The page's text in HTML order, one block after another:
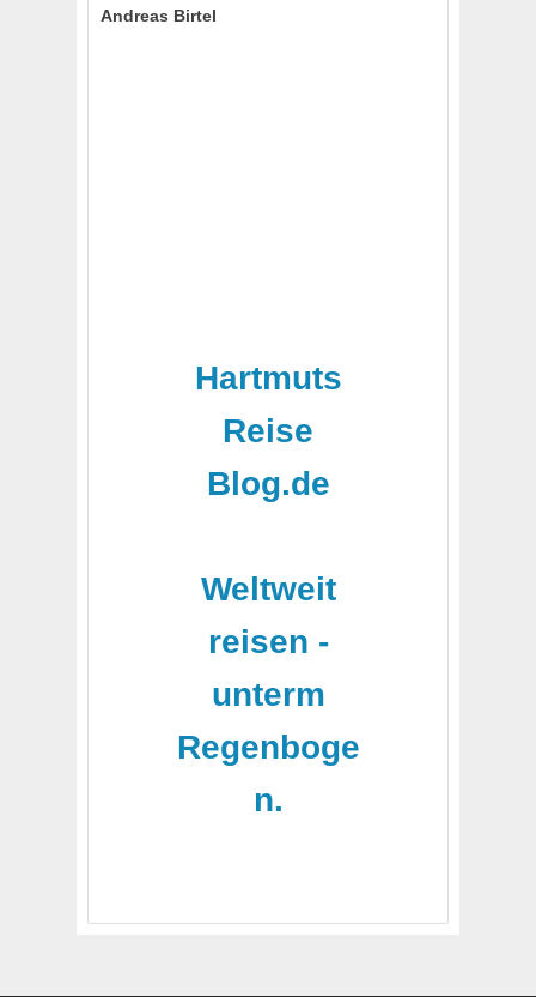
Andreas Birtel
Hartmuts
Reise
Blog.de
Weltweit
reisen -
unterm
Regenboge
n.